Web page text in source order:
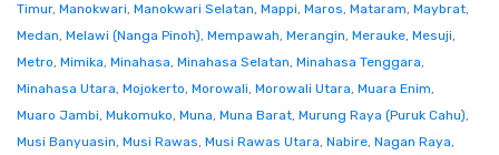
Timur, Manokwari, Manokwari Selatan, Mappi, Maros, Mataram, Maybrat,
Medan, Melawi (Nanga Pinoh), Mempawah, Merangin, Merauke, Mesuji,
Metro, Mimika, Minahasa, Minahasa Selatan, Minahasa Tenggara,
Minahasa Utara, Mojokerto, Morowali, Morowali Utara, Muara Enim,
Muaro Jambi, Mukomuko, Muna, Muna Barat, Murung Raya (Puruk Cahu),
Musi Banyuasin, Musi Rawas, Musi Rawas Utara, Nabire, Nagan Raya,